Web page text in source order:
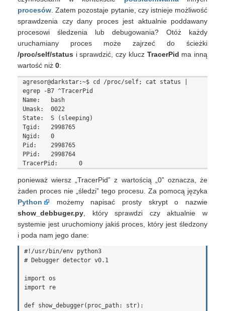
procesów . Zatem pozostaje pytanie, czy istnieje możliwość
sprawdzenia czy dany proces jest aktualnie poddawany
procesowi śledzenia lub debugowania? Otóż każdy
uruchamiany proces może zajrzeć do ścieżki
/proc/self/status i sprawdzić, czy klucz TracerPid ma inną
wartość niż 0:
agresor@darkstar:~$ cd /proc/self; cat status |
egrep -B7 ^TracerPid
Name:	bash
Umask:	0022
State:	S (sleeping)
Tgid:	2998765
Ngid:	0
Pid:	2998765
PPid:	2998764
ponieważ wiersz „TracerPid” z wartością „0” oznacza, że
żaden proces nie „śledzi” tego procesu. Za pomocą języka
Python
możemy napisać prosty skrypt o nazwie
show_debbuger.py , który sprawdzi czy aktualnie w
systemie jest uruchomiony jakiś proces, który jest śledzony
i poda nam jego dane:
#!/usr/bin/env python3
# Debugger detector v0.1
import os
import re
def show_debugger(proc_path: str):